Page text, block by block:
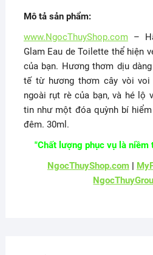
Mô tả sản phẩm:
www.NgocThuyShop.com–
Glam Eau de Toilette thể hiện
của bạn. Hương thơm dịu
tế từ hương thơm cây vòi
ngoài rụt rè của bạn, và hé lộ
tin như một đóa quỳnh bí
đêm. 30ml.
"Chất lượng phục vụ là niềm
NgocThuyShop.com|